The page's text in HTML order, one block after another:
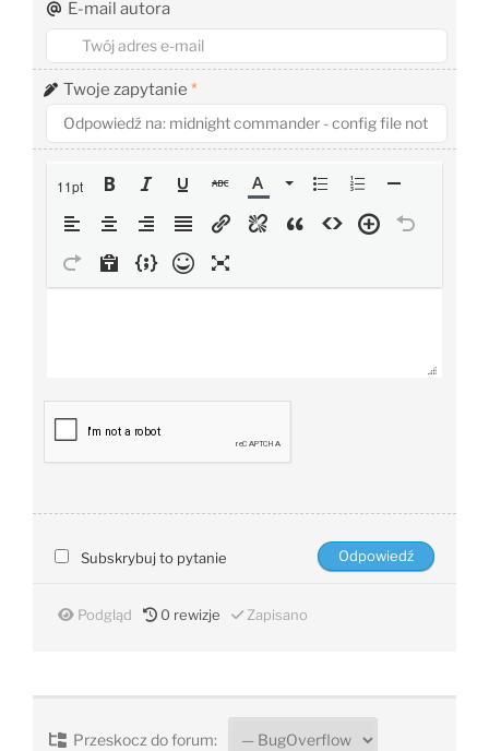
E-mail autora
Twoje zapytanie *
11pt
Subskrybuj to pytanie
Podgląd 0 rewizje Zapisano
Przeskocz do forum: